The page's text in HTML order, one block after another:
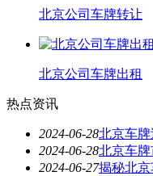
北京公司车牌转让
北京公司车牌出租
热点资讯
2024-06-28北京车
2024-06-28北京车
2024-06-27揭秘北